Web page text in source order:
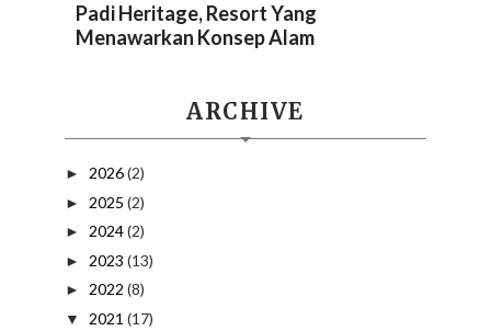
Padi Heritage, Resort Yang
Menawarkan Konsep Alam
ARCHIVE
► 2026(2)
► 2025 (2)
► 2024(2)
► 2023 (13)
► 2022 (8)
▼ 2021 (17)